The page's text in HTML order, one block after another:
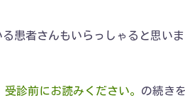
患者さんもいらっしゃると思い
診前にお読みください。 の続き